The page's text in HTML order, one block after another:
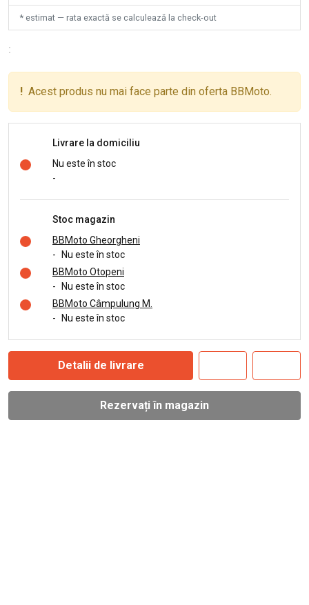
* estimat — rata exactă se calculează la check-out
:
! Acest produs nu mai face parte din oferta BBMoto.
Livrare la domiciliu
Nu este în stoc
-
Stoc magazin
BBMoto Gheorgheni
-
Nu este în stoc
BBMoto Otopeni
-
Nu este în stoc
BBMoto Câmpulung M.
-
Nu este în stoc
Detalii de livrare
Rezervați în magazin